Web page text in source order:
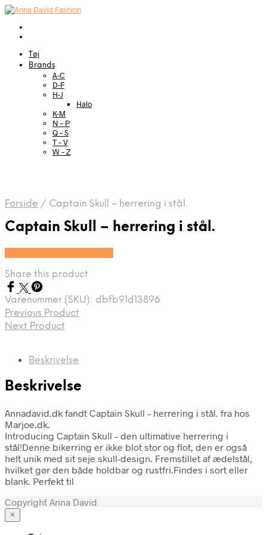
Tøj
Brands
A-C
D-F
H-J
Halo
K-M
N – P
Q – S
T – V
W – Z
Forside / Captain Skull – herrering i stål.
Captain Skull – herrering i stål.
Share this product
Varenummer (SKU): dbfb91d13896
Previous Product
Next Product
Beskrivelse
Beskrivelse
Annadavid.dk fandt Captain Skull – herrering i stål. fra hos
Marjoe.dk.
Introducing Captain Skull – den ultimative herrering i
stål!Denne bikerring er ikke blot stor og flot, den er også
helt unik med sit seje skull-design. Fremstillet af ædelstål,
hvilket gør den både holdbar og rustfri.Findes i sort eller
blank. Perfekt til
Copyright Anna David
×